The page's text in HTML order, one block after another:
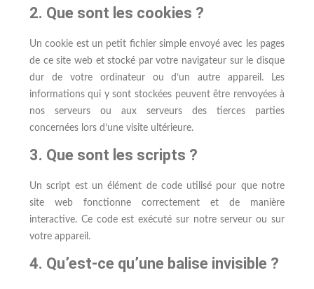
2. Que sont les cookies ?
Un cookie est un petit fichier simple envoyé avec les pages
de ce site web et stocké par votre navigateur sur le disque
dur de votre ordinateur ou d’un autre appareil. Les
informations qui y sont stockées peuvent être renvoyées à
nos serveurs ou aux serveurs des tierces parties
concernées lors d’une visite ultérieure.
3. Que sont les scripts ?
Un script est un élément de code utilisé pour que notre
site web fonctionne correctement et de manière
interactive. Ce code est exécuté sur notre serveur ou sur
votre appareil.
4. Qu’est-ce qu’une balise invisible ?